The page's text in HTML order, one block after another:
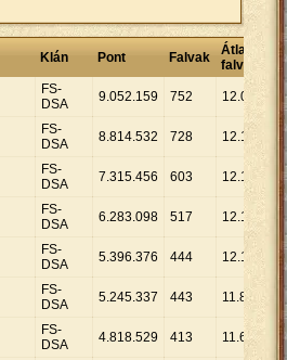
Klán Pont Falvak
Átlagpont
falvanként
FS-
DSA
9.052.159 752 12.037
FS-
DSA
8.814.532 728 12.108
FS-
DSA
7.315.456 603 12.132
FS-
DSA
6.283.098 517 12.153
FS-
DSA
5.396.376 444 12.154
FS-
DSA
5.245.337 443 11.840
FS-
DSA
4.818.529 413 11.667